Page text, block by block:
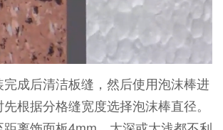
成后清洁板缝，然后使用泡沫棒进
根据分格缝宽度选择泡沫棒直径。